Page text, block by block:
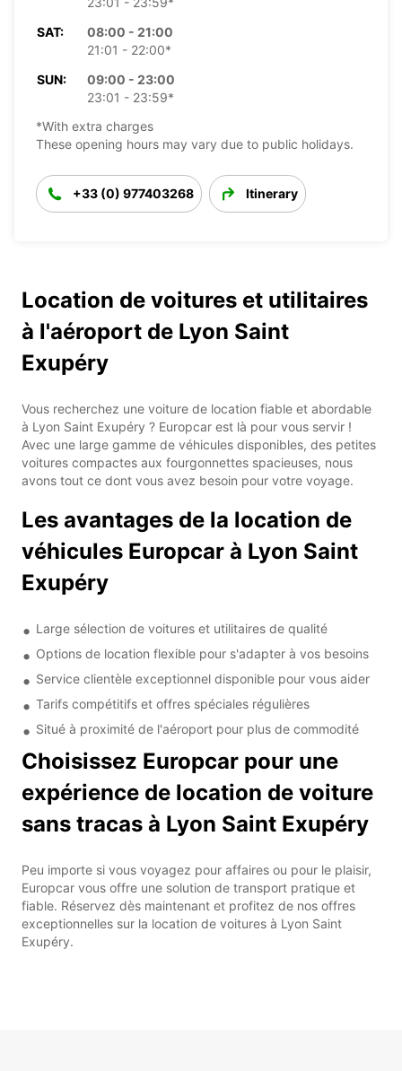
SAT:
08:00 - 21:00
21:01 - 22:00*
SUN:
09:00 - 23:00
23:01 - 23:59*
*With extra charges
These opening hours may vary due to public holidays.
+33 (0) 977403268 Itinerary
Location de voitures et utilitaires
à l'aéroport de Lyon Saint
Exupéry
Vous recherchez une voiture de location fiable et abordable
à Lyon Saint Exupéry ? Europcar est là pour vous servir !
Avec une large gamme de véhicules disponibles, des petites
voitures compactes aux fourgonnettes spacieuses, nous
avons tout ce dont vous avez besoin pour votre voyage.
Les avantages de la location de
véhicules Europcar à Lyon Saint
Exupéry
Large sélection de voitures et utilitaires de qualité
Options de location flexible pour s'adapter à vos besoins
Service clientèle exceptionnel disponible pour vous aider
Tarifs compétitifs et offres spéciales régulières
Situé à proximité de l'aéroport pour plus de commodité
Choisissez Europcar pour une
expérience de location de voiture
sans tracas à Lyon Saint Exupéry
Peu importe si vous voyagez pour affaires ou pour le plaisir,
Europcar vous offre une solution de transport pratique et
fiable. Réservez dès maintenant et profitez de nos offres
exceptionnelles sur la location de voitures à Lyon Saint
Exupéry.